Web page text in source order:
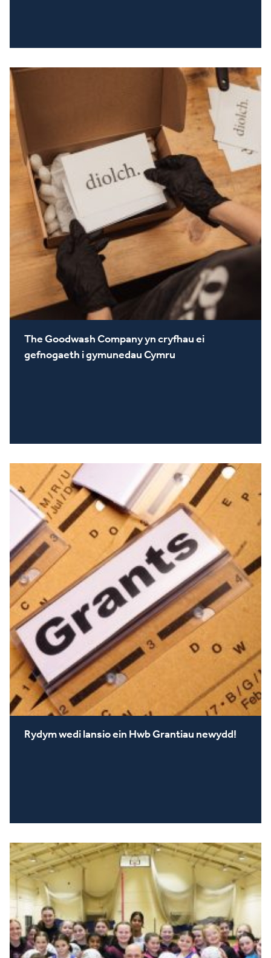
The Goodwash Company yn cryfhau ei
gefnogaeth i gymunedau Cymru
Rydym wedi lansio ein Hwb Grantiau newydd!